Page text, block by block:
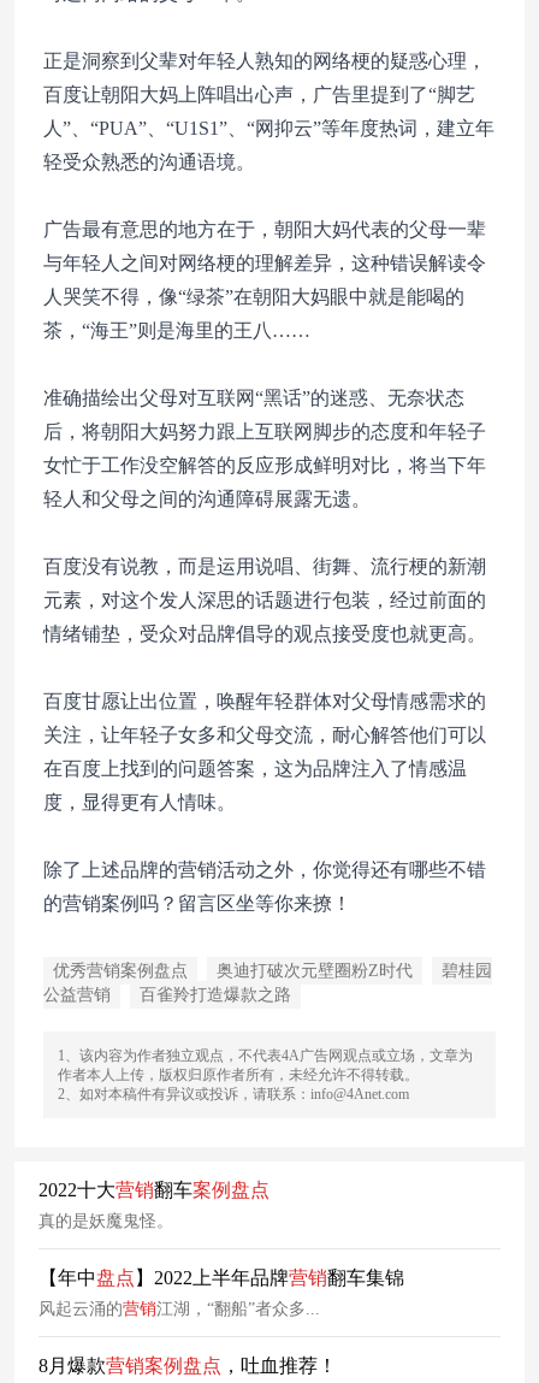
正是洞察到父辈对年轻人熟知的网络梗的疑惑心理，
百度让朝阳大妈上阵唱出心声，广告里提到了“脚艺
人”、“PUA”、“U1S1”、“网抑云”等年度热词，建立年
轻受众熟悉的沟通语境。
广告最有意思的地方在于，朝阳大妈代表的父母一辈
与年轻人之间对网络梗的理解差异，这种错误解读令
人哭笑不得，像“绿茶”在朝阳大妈眼中就是能喝的
茶，“海王”则是海里的王八……
准确描绘出父母对互联网“黑话”的迷惑、无奈状态
后，将朝阳大妈努力跟上互联网脚步的态度和年轻子
女忙于工作没空解答的反应形成鲜明对比，将当下年
轻人和父母之间的沟通障碍展露无遗。
百度没有说教，而是运用说唱、街舞、流行梗的新潮
元素，对这个发人深思的话题进行包装，经过前面的
情绪铺垫，受众对品牌倡导的观点接受度也就更高。
百度甘愿让出位置，唤醒年轻群体对父母情感需求的
关注，让年轻子女多和父母交流，耐心解答他们可以
在百度上找到的问题答案，这为品牌注入了情感温
度，显得更有人情味。
除了上述品牌的营销活动之外，你觉得还有哪些不错
的营销案例吗？留言区坐等你来撩！
优秀营销案例盘点 奥迪打破次元壁圈粉Z时代
碧桂园
公益营销
百雀羚打造爆款之路
1、该内容为作者独立观点，不代表4A广告网观点或立场，文章为
作者本人上传，版权归原作者所有，未经允许不得转载。
2、如对本稿件有异议或投诉，请联系：info@4Anet.com
2022十大营销翻车案例盘点
真的是妖魔鬼怪。
【年中盘点 】2022上半年品牌营销翻车集锦
风起云涌的营销江湖，“翻船”者众多...
8月爆款营销案例盘点 ，吐血推荐！